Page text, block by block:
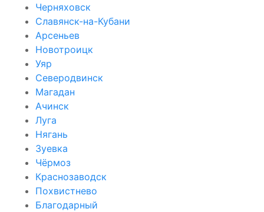
Черняховск
Славянск-на-Кубани
Арсеньев
Новотроицк
Уяр
Северодвинск
Магадан
Ачинск
Луга
Нягань
Зуевка
Чёрмоз
Краснозаводск
Похвистнево
Благодарный